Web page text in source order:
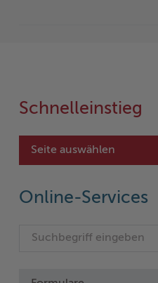
Schnelleinstieg
Seite auswählen
Online-Services